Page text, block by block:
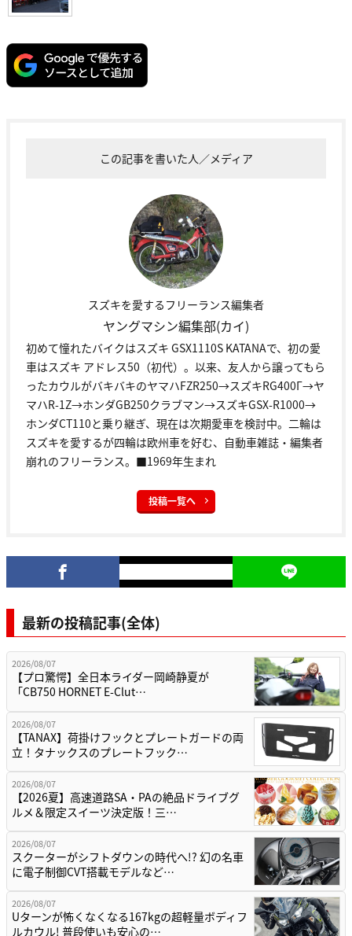
この記事を書いた人／メディア
スズキを愛するフリーランス編集者
ヤングマシン編集部(カイ)
初めて憧れたバイクはスズキ GSX1110S KATANAで、初の愛
車はスズキ アドレス50（初代）。以来、友人から譲ってもら
ったカウルがバキバキのヤマハFZR250→スズキRG400Γ→ヤ
マハR-1Z→ホンダGB250クラブマン→スズキGSX-R1000→
ホンダCT110と乗り継ぎ、現在は次期愛車を検討中。二輪は
スズキを愛するが四輪は欧州車を好む、自動車雑誌・編集者
崩れのフリーランス。■1969年生まれ
投稿一覧へ
最新の投稿記事(全体)
2026/08/07
【プロ驚愕】全日本ライダー岡崎静夏が
「CB750 HORNET E-Clut…
2026/08/07
【TANAX】荷掛けフックとプレートガードの両
立！タナックスのプレートフック…
2026/08/07
【2026夏】高速道路SA・PAの絶品ドライブグ
ルメ＆限定スイーツ決定版！三…
2026/08/07
スクーターがシフトダウンの時代へ!? 幻の名車
に電子制御CVT搭載モデルなど…
2026/08/07
Uターンが怖くなくなる167kgの超軽量ボディフ
ルカウル! 普段使いも安心の…